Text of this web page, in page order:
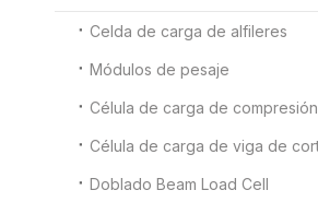
Celda de carga de alfileres
Módulos de pesaje
Célula de carga de compresión
Doblado Beam Load Cell